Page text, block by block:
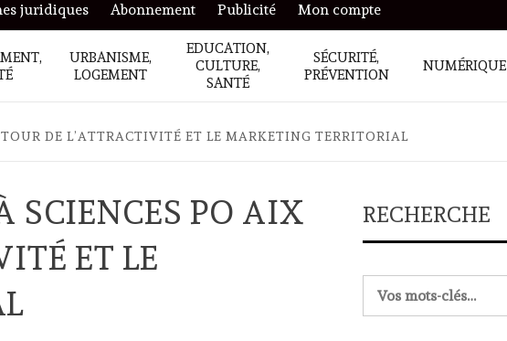
juridiques Abonnement Publicité Mon compte
URBANISME,
LOGEMENT
EDUCATION,
CULTURE,
SANTÉ
SÉCURITÉ,
PRÉVENTION
NUMÉRIQUE
DE L’ATTRACTIVITÉ ET LE MARKETING TERRITORIAL
SCIENCES PO AIX
ET LE
RECHERCHE